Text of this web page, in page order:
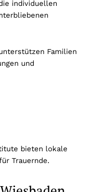
individuellen
Familien
und
bieten lokale
Trauernde.